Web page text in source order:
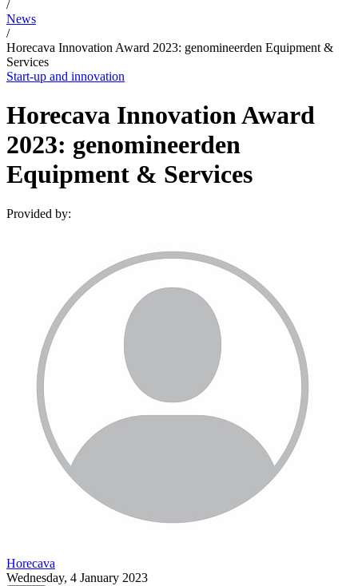
/
News
/
Horecava Innovation Award 2023: genomineerden Equipment &
Services
Start-up and innovation
Horecava Innovation Award
2023: genomineerden
Equipment & Services
Provided by:
Horecava
Wednesday, 4 January 2023